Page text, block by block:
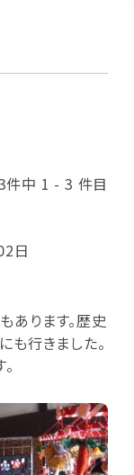
件中 1 - 3 件目
日
あります。歴史
も行きました。